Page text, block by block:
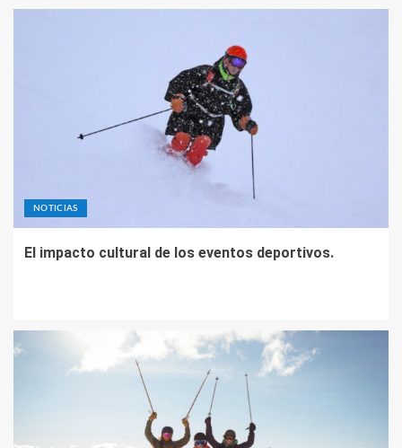
NOTICIAS
El impacto cultural de los eventos deportivos.